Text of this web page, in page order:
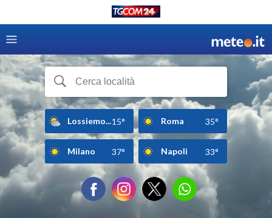
Lossiemo...15° Roma 35°
Milano 37° Napoli 33°